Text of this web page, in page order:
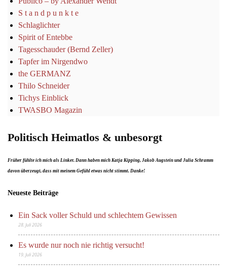
S t a n d p u n k t e
Schlaglichter
Spirit of Entebbe
Tagesschauder (Bernd Zeller)
Tapfer im Nirgendwo
the GERMANZ
Thilo Schneider
Tichys Einblick
TWASBO Magazin
Politisch Heimatlos & unbesorgt
Früher fühlte ich mich als Linker. Dann haben mich Katja Kipping, Jakob Augstein und Julia Schramm
davon überzeugt, dass mit meinem Gefühl etwas nicht stimmt. Danke!
Neueste Beiträge
Ein Sack voller Schuld und schlechtem Gewissen
28. Juli 2026
Es wurde nur noch nie richtig versucht!
19. Juli 2026